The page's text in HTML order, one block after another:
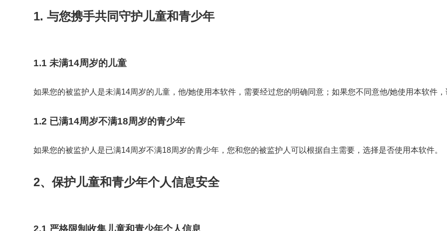
1. 与您携手共同守护儿童和青少年
1.1 未满14周岁的儿童
如果您的被监护人是未满14周岁的儿童，他/她使用本软件，需要经过您的明确同意；如果您不同意他/她使用本软件，
1.2 已满14周岁不满18周岁的青少年
如果您的被监护人是已满14周岁不满18周岁的青少年，您和您的被监护人可以根据自主需要，选择是否使用本软件。
2、保护儿童和青少年个人信息安全
2.1 严格限制收集儿童和青少年个人信息